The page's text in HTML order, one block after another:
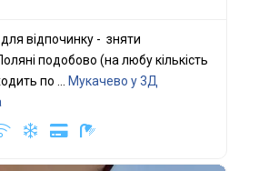
для відпочинку - зняти
подобово (на любу кількість
по ... Мукачево у 3Д